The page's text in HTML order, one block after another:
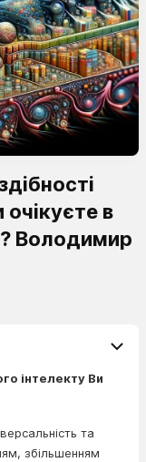
в
Володимир
інтелекту Ви
та
збільшенням